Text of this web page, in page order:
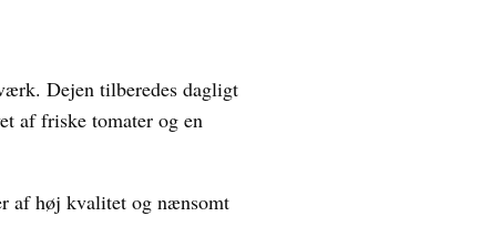
Dejen tilberedes dagligt
af friske tomater og en
af høj kvalitet og nænsomt